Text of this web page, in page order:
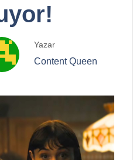
Yazar
Content Queen